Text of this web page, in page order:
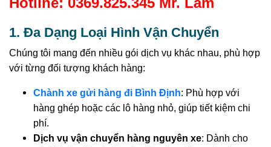
1. Đa Dạng Loại Hình Vận Chuyển
Chúng tôi mang đến nhiều gói dịch vụ khác nhau, phù hợp
với từng đối tượng khách hàng:
Chành xe gửi hàng đi Bình Định: Phù hợp với
hàng ghép hoặc các lô hàng nhỏ, giúp tiết kiệm chi
phí.
Dịch vụ vận chuyển hàng nguyên xe: Dành cho